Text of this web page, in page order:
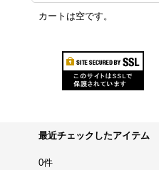
カートは空です。
最近チェックしたアイテム
0件